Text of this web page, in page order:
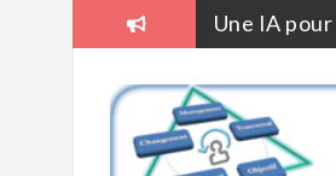
Une IA
Aborder la
PojeQtOr –